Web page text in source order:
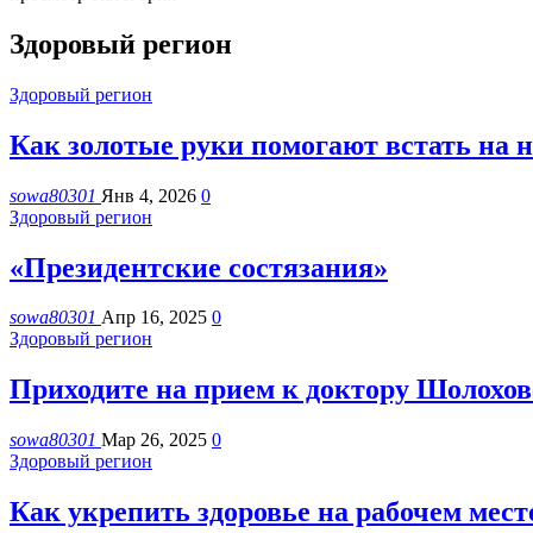
Здоровый регион
Здоровый регион
Как золотые руки помогают встать на
sowa80301 Янв 4, 2026 0
Здоровый регион
«Президентские состязания»
sowa80301 Апр 16, 2025 0
Здоровый регион
Приходите на прием к доктору
sowa80301 Мар 26, 2025 0
Здоровый регион
Как укрепить здоровье на рабочем